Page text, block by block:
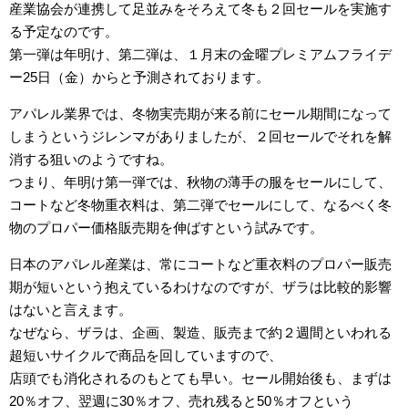
産業協会が連携して足並みをそろえて冬も２回セールを実施す
る予定なのです。
第一弾は年明け、第二弾は、１月末の金曜プレミアムフライデ
ー25日（金）からと予測されております。
アパレル業界では、冬物実売期が来る前にセール期間になって
しまうというジレンマがありましたが、２回セールでそれを解
消する狙いのようですね。
つまり、年明け第一弾では、秋物の薄手の服をセールにして、
コートなど冬物重衣料は、第二弾でセールにして、なるべく冬
物のプロパー価格販売期を伸ばすという試みです。
日本のアパレル産業は、常にコートなど重衣料のプロパー販売
期が短いという抱えているわけなのですが、ザラは比較的影響
はないと言えます。
なぜなら、ザラは、企画、製造、販売まで約２週間といわれる
超短いサイクルで商品を回していますので、
店頭でも消化されるのもとても早い。セール開始後も、まずは
20％オフ、翌週に30％オフ、売れ残ると50％オフという